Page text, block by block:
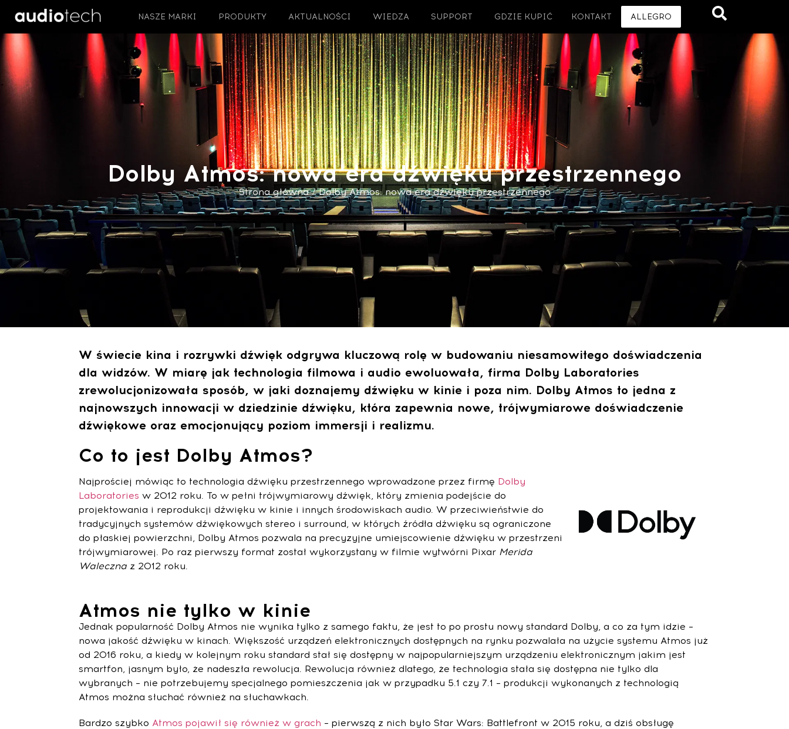
NASZE MARKI PRODUKTY AKTUALNOŚCI WIEDZA SUPPORT GDZIE KUPIĆ KONTAKT ALLEGRO
Dolby Atmos: nowa era dźwięku przestrzennego
Strona główna/ Dolby Atmos: nowa era dźwięku przestrzennego
W świecie kina i rozrywki dźwięk odgrywa kluczową rolę w budowaniu niesamowitego doświadczenia
dla widzów. W miarę jak technologia filmowa i audio ewoluowała, firma Dolby Laboratories
zrewolucjonizowała sposób, w jaki doznajemy dźwięku w kinie i poza nim. Dolby Atmos to jedna z
najnowszych innowacji w dziedzinie dźwięku, która zapewnia nowe, trójwymiarowe doświadczenie
dźwiękowe oraz emocjonujący poziom immersji i realizmu.
Co to jest Dolby Atmos?
Najprościej mówiąc to technologia dźwięku przestrzennego wprowadzone przez firmę Dolby
Laboratories w 2012 roku. To w pełni trójwymiarowy dźwięk, który zmienia podejście do
projektowania i reprodukcji dźwięku w kinie i innych środowiskach audio. W przeciwieństwie do
tradycyjnych systemów dźwiękowych stereo i surround, w których źródła dźwięku są ograniczone
do płaskiej powierzchni, Dolby Atmos pozwala na precyzyjne umiejscowienie dźwięku w przestrzeni
trójwymiarowej. Po raz pierwszy format został wykorzystany w filmie wytwórni Pixar Merida
Waleczna z 2012 roku.
Atmos nie tylko w kinie
Jednak popularność Dolby Atmos nie wynika tylko z samego faktu, że jest to po prostu nowy standard Dolby, a co za tym idzie –
nowa jakość dźwięku w kinach. Większość urządzeń elektronicznych dostępnych na rynku pozwalała na użycie systemu Atmos już
od 2016 roku, a kiedy w kolejnym roku standard stał się dostępny w najpopularniejszym urządzeniu elektronicznym jakim jest
smartfon, jasnym było, że nadeszła rewolucja. Rewolucja również dlatego, że technologia stała się dostępna nie tylko dla
wybranych – nie potrzebujemy specjalnego pomieszczenia jak w przypadku 5.1 czy 7.1 – produkcji wykonanych z technologią
Atmos można słuchać również na słuchawkach.
Bardzo szybko Atmos pojawił się również w grach – pierwszą z nich było Star Wars: Battlefront w 2015 roku, a dziś obsługę